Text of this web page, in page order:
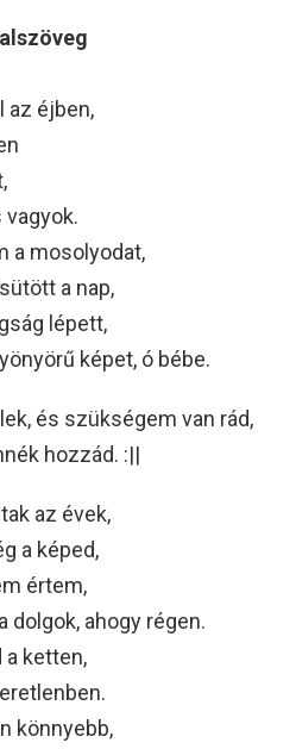
az éjben,
a mosolyodat,
a nap,
lépett,
képet, ó bébe.
és szükségem van rád,
hozzád. :||
az évek,
a képed,
értem,
dolgok, ahogy régen.
a ketten,
könnyebb,